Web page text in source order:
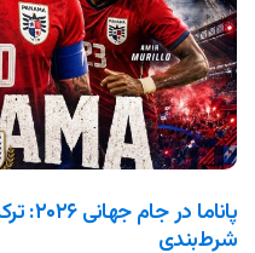
شرط‌بندی